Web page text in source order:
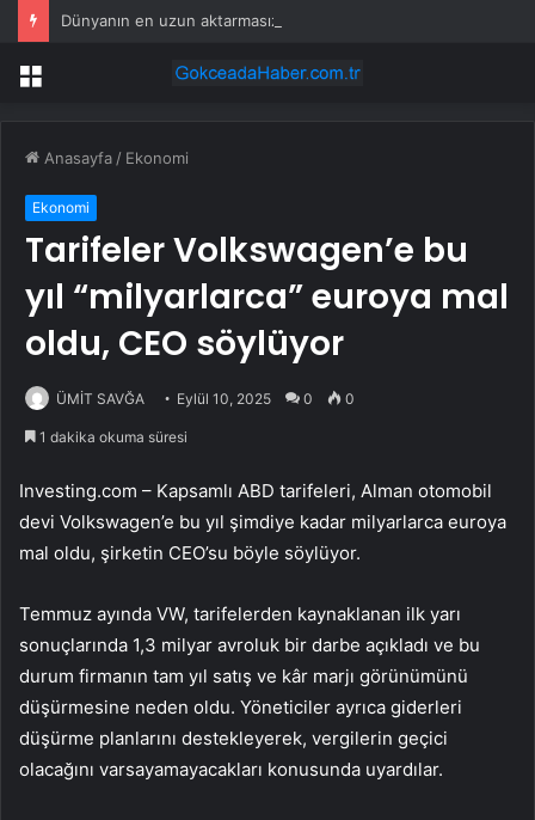
Menü
Anasayfa / Ekonomi
Ekonomi
Tarifeler Volkswagen’e bu
yıl “milyarlarca” euroya mal
oldu, CEO söylüyor
ÜMİT SAVĞA Eylül 10, 2025 0 0
1 dakika okuma süresi
Investing.com – Kapsamlı ABD tarifeleri, Alman otomobil
devi Volkswagen’e bu yıl şimdiye kadar milyarlarca euroya
mal oldu, şirketin CEO’su böyle söylüyor.
Temmuz ayında VW, tarifelerden kaynaklanan ilk yarı
sonuçlarında 1,3 milyar avroluk bir darbe açıkladı ve bu
durum firmanın tam yıl satış ve kâr marjı görünümünü
düşürmesine neden oldu. Yöneticiler ayrıca giderleri
düşürme planlarını destekleyerek, vergilerin geçici
olacağını varsayamayacakları konusunda uyardılar.